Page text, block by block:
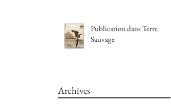
Publication dans Terre
Sauvage
Archives